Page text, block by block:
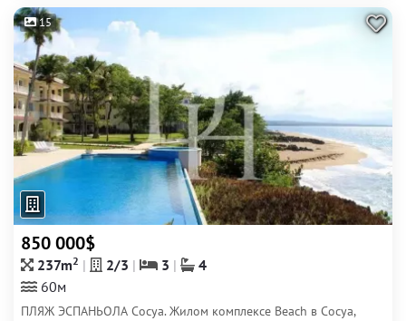
15
850 000$
237m2 2/3 3
4
60м
ПЛЯЖ ЭСПАНЬОЛА Сосуа. Жилом комплексе Beach в Сосуа,